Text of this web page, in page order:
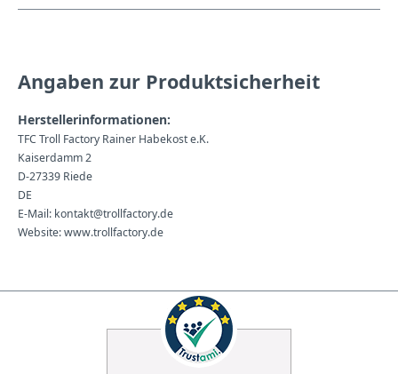
Angaben zur Produktsicherheit
Herstellerinformationen:
TFC Troll Factory Rainer Habekost e.K.
Kaiserdamm 2
D-27339 Riede
DE
E-Mail: kontakt@trollfactory.de
Website: www.trollfactory.de